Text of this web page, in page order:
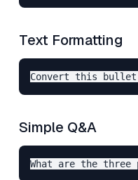
Text Formatting
Simple Q&A